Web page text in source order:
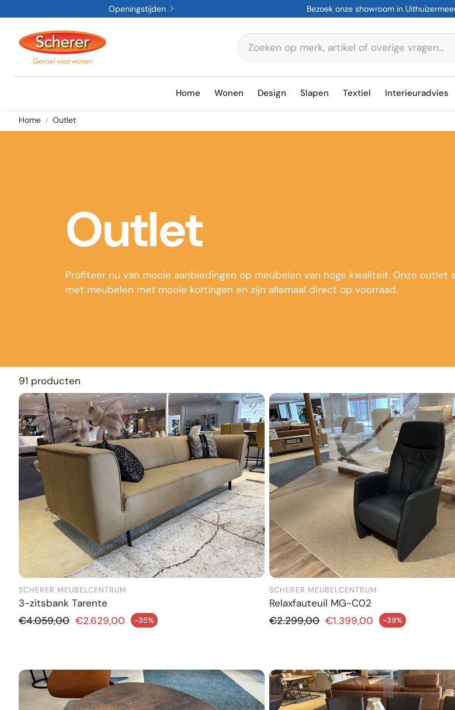
Openingstijden Bezoek onze showroom in
Home Wonen Design Slapen Textiel Interieuradvies
Home Outlet
Outlet
Profiteer nu van mooie aanbiedingen op meubelen van hoge kwaliteit. Onze outlet
met meubelen met mooie kortingen en zijn allemaal direct op voorraad.
91 producten
SCHERER MEUBELCENTRUM
3-zitsbank Tarente
€2.629,00
-35%
Normale prijs
€4.059,00
SCHERER MEUBELCENTRUM
Relaxfauteuil MG-C02
€1.399,00
-39%
AanbiedingsprijsNormale prijs
€2.299,00